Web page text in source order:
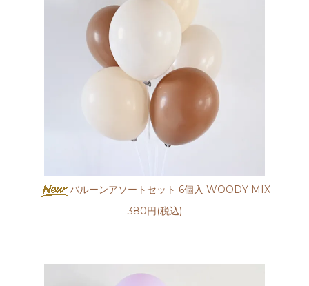
バルーンアソートセット 6個入 WOODY MIX
380円(税込)